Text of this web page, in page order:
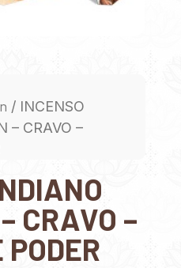
/ INCENSO
– CRAVO –
CRAVO –
PODER